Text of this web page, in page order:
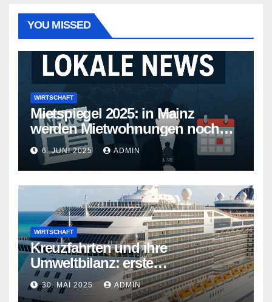
YOU MISSED
WIRTSCHAFT
Mietspiegel 2025: in Mainz
werden Mietwohnungen noch
teurer
6. JUNI 2025 ADMIN
WIRTSCHAFT
Kreuzfahrten und ihre
Umweltbilanz: erste
Kreuzfahrtschiffe gehen neue
Wege
30. MAI 2025 ADMIN